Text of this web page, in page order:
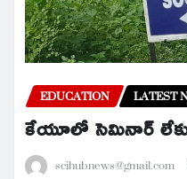
EDUCATION LATEST
కేయూలో సెమినార్
scihubnews@gmail.com